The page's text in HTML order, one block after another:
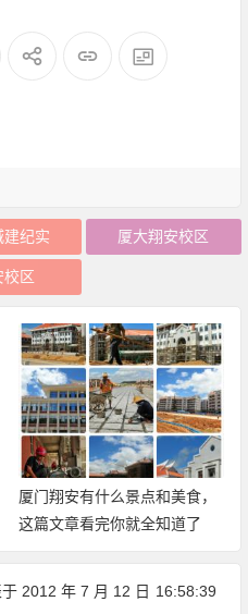
建纪实 厦大翔安校区
校区
厦门翔安有什么景点和美食，
这篇文章看完你就全知道了
2012 年 7 月 12 日 16:58:39